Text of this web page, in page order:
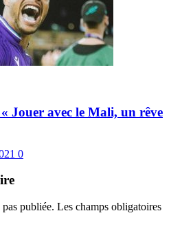
Jouer avec le Mali, un rêve
0
pas publiée. Les champs obligatoires